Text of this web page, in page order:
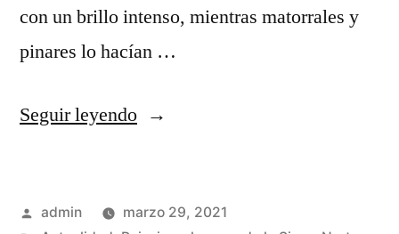
con un brillo intenso, mientras matorrales y
pinares lo hacían …
Seguir leyendo«Verde
en
Publicado
admin
marzo 29, 2021